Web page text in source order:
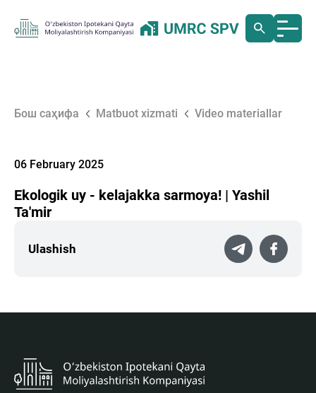
Бош саҳифа Matbuot xizmati Video materiallar
06 February 2025
Ekologik uy - kelajakka sarmoya! | Yashil
Ta'mir
Ulashish